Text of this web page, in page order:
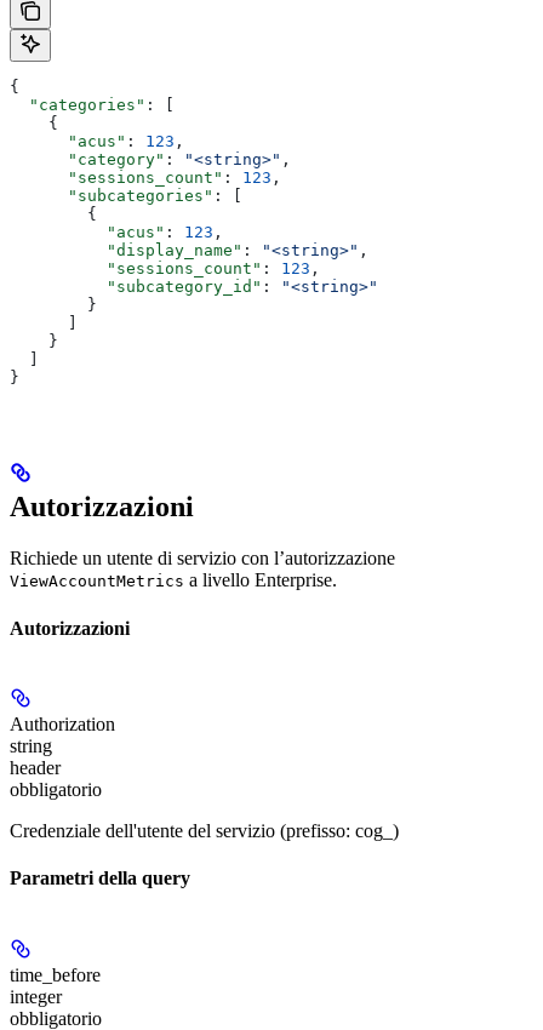
{
  "categories"
: [
    {
      "acus"
: 123 ,
      "category"
: "<string>" ,
      "sessions_count"
: 123 ,
      "subcategories"
: [
        {
          "acus"
: 123 ,
          "display_name"
: "<string>" ,
          "sessions_count"
: 123 ,
          "subcategory_id"
:
"<string>"
        }
      ]
    }
  ]
}
Autorizzazioni
Richiede un utente di servizio con l’autorizzazione
ViewAccountMetrics a livello Enterprise.
Autorizzazioni
Authorization
string
header
obbligatorio
Credenziale dell'utente del servizio (prefisso: cog_)
Parametri della query
time_before
integer
obbligatorio